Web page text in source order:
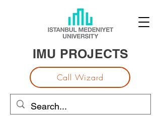
IMU PROJECTS
Call Wizard